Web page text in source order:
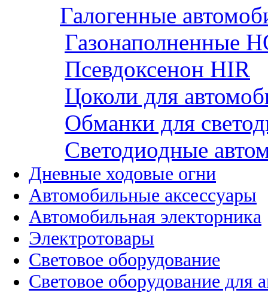
Галогенные
Газонаполненные
Псевдоксенон HIR
Цоколи для
Обманки для
Cветодиодные
Дневные ходовые огни
Автомобильные аксессуары
Автомобильная электорника
Электротовары
Световое оборудование
Световое оборудование для